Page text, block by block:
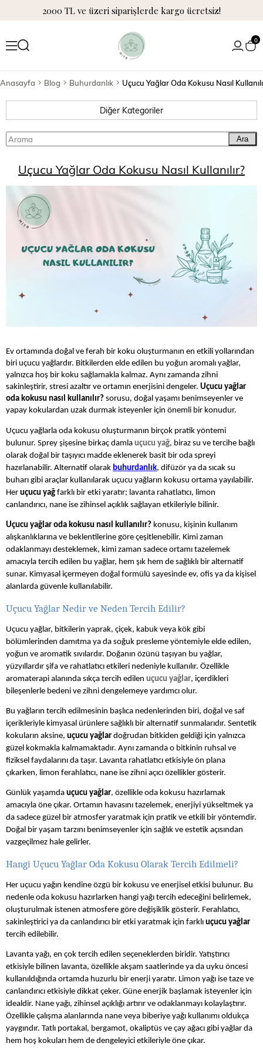
2000 TL ve üzeri siparişlerde kargo ücretsiz!
0
Anasayfa Blog Buhurdanlık Uçucu Yağlar Oda Kokusu Nasıl
Diğer Kategoriler
Ara
Uçucu Yağlar Oda Kokusu Nasıl Kullanılır?
Ev ortamında doğal ve ferah bir koku oluşturmanın en etkili yollarından
biri uçucu yağlardır. Bitkilerden elde edilen bu yoğun aromalı yağlar,
yalnızca hoş bir koku sağlamakla kalmaz. Aynı zamanda zihni
sakinleştirir, stresi azaltır ve ortamın enerjisini dengeler. Uçucu yağlar
oda kokusu nasıl kullanılır? sorusu, doğal yaşamı benimseyenler ve
yapay kokulardan uzak durmak isteyenler için önemli bir konudur.
Uçucu yağlarla oda kokusu oluşturmanın birçok pratik yöntemi
bulunur. Sprey şişesine birkaç damla uçucu yağ, biraz su ve tercihe bağlı
olarak doğal bir taşıyıcı madde eklenerek basit bir oda spreyi
hazırlanabilir. Alternatif olarak buhurdanlık, difüzör ya da sıcak su
buharı gibi araçlar kullanılarak uçucu yağların kokusu ortama yayılabilir.
Her uçucu yağ farklı bir etki yaratır; lavanta rahatlatıcı, limon
canlandırıcı, nane ise zihinsel açıklık sağlayan etkileriyle bilinir.
Uçucu yağlar oda kokusu nasıl kullanılır? konusu, kişinin kullanım
alışkanlıklarına ve beklentilerine göre çeşitlenebilir. Kimi zaman
odaklanmayı desteklemek, kimi zaman sadece ortamı tazelemek
amacıyla tercih edilen bu yağlar, hem şık hem de sağlıklı bir alternatif
sunar. Kimyasal içermeyen doğal formülü sayesinde ev, ofis ya da kişisel
alanlarda güvenle kullanılabilir.
Uçucu Yağlar Nedir ve Neden Tercih Edilir?
Uçucu yağlar, bitkilerin yaprak, çiçek, kabuk veya kök gibi
bölümlerinden damıtma ya da soğuk presleme yöntemiyle elde edilen,
yoğun ve aromatik sıvılardır. Doğanın özünü taşıyan bu yağlar,
yüzyıllardır şifa ve rahatlatıcı etkileri nedeniyle kullanılır. Özellikle
aromaterapi alanında sıkça tercih edilen uçucu yağlar, içerdikleri
bileşenlerle bedeni ve zihni dengelemeye yardımcı olur.
Bu yağların tercih edilmesinin başlıca nedenlerinden biri, doğal ve saf
içerikleriyle kimyasal ürünlere sağlıklı bir alternatif sunmalarıdır. Sentetik
kokuların aksine, uçucu yağlar doğrudan bitkiden geldiği için yalnızca
güzel kokmakla kalmamaktadır. Aynı zamanda o bitkinin ruhsal ve
fiziksel faydalarını da taşır. Lavanta rahatlatıcı etkisiyle ön plana
çıkarken, limon ferahlatıcı, nane ise zihni açıcı özellikler gösterir.
Günlük yaşamda uçucu yağlar, özellikle oda kokusu hazırlamak
amacıyla öne çıkar. Ortamın havasını tazelemek, enerjiyi yükseltmek ya
da sadece güzel bir atmosfer yaratmak için pratik ve etkili bir yöntemdir.
Doğal bir yaşam tarzını benimseyenler için sağlık ve estetik açısından
vazgeçilmez hale gelirler.
Hangi Uçucu Yağlar Oda Kokusu Olarak Tercih Edilmeli?
Her uçucu yağın kendine özgü bir kokusu ve enerjisel etkisi bulunur. Bu
nedenle oda kokusu hazırlarken hangi yağı tercih edeceğini belirlemek,
oluşturulmak istenen atmosfere göre değişiklik gösterir. Ferahlatıcı,
sakinleştirici ya da canlandırıcı bir etki yaratmak için farklı uçucu yağlar
tercih edilebilir.
Lavanta yağı, en çok tercih edilen seçeneklerden biridir. Yatıştırıcı
etkisiyle bilinen lavanta, özellikle akşam saatlerinde ya da uyku öncesi
kullanıldığında ortamda huzurlu bir enerji yaratır. Limon yağı ise taze ve
canlandırıcı etkisiyle dikkat çeker. Güne enerjik başlamak isteyenler için
idealdir. Nane yağı, zihinsel açıklığı artırır ve odaklanmayı kolaylaştırır.
Özellikle çalışma alanlarında nane veya biberiye yağı kullanımı oldukça
yaygındır. Tatlı portakal, bergamot, okaliptüs ve çay ağacı gibi yağlar da
hem hoş kokuları hem de dengeleyici etkileriyle öne çıkar.